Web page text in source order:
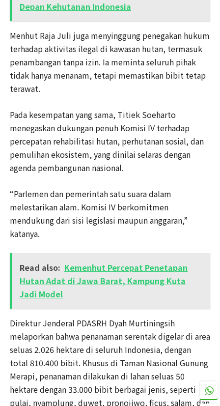
Depan Kehutanan Indonesia
Menhut Raja Juli juga menyinggung penegakan hukum
terhadap aktivitas ilegal di kawasan hutan, termasuk
penambangan tanpa izin. Ia meminta seluruh pihak
tidak hanya menanam, tetapi memastikan bibit tetap
terawat.
Pada kesempatan yang sama, Titiek Soeharto
menegaskan dukungan penuh Komisi IV terhadap
percepatan rehabilitasi hutan, perhutanan sosial, dan
pemulihan ekosistem, yang dinilai selaras dengan
agenda pembangunan nasional.
“Parlemen dan pemerintah satu suara dalam
melestarikan alam. Komisi IV berkomitmen
mendukung dari sisi legislasi maupun anggaran,”
katanya.
Read also: Kemenhut Percepat Penetapan
Hutan Adat di Jawa Barat, Kampung Kuta
Jadi Model
Direktur Jenderal PDASRH Dyah Murtiningsih
melaporkan bahwa penanaman serentak digelar di area
seluas 2.026 hektare di seluruh Indonesia, dengan
total 810.400 bibit. Khusus di Taman Nasional Gunung
Merapi, penanaman dilakukan di lahan seluas 50
hektare dengan 33.000 bibit berbagai jenis, seperti
pulai, nyamplung, duwet, pronojiwo, ficus, salam, dan